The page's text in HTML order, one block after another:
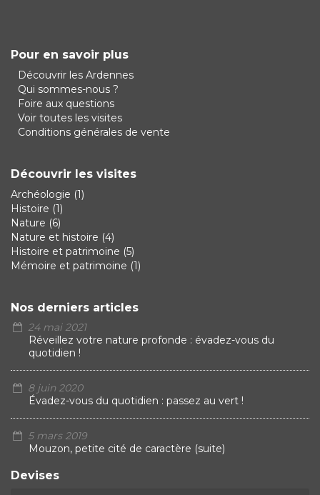
Pour en savoir plus
Découvrir les Ardennes
Qui sommes-nous ?
Foire aux questions
Voir toutes les visites
Conditions générales de vente
Découvrir les visites
Archéologie (1)
Histoire (1)
Nature (6)
Nature et histoire (4)
Histoire et patrimoine (5)
Mémoire et patrimoine (1)
Nos derniers articles
24 mai 2021
Réveillez votre nature profonde : évadez-vous du
quotidien !
8 juin 2020
Évadez-vous du quotidien : passez au vert !
5 mars 2019
Mouzon, petite cité de caractère (suite)
Devises